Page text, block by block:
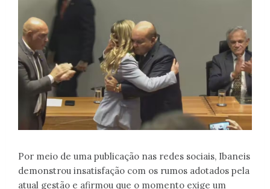
Por meio de uma publicação nas redes sociais, Ibaneis
demonstrou insatisfação com os rumos adotados pela
atual gestão e afirmou que o momento exige um